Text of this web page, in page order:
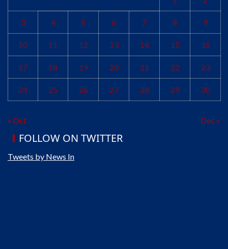
3 4 5 6 7 8 9
10 11 12 13 14 15 16
17 18 19 20 21 22 23
24 25 26 27 28 29 30
« Oct Dec »
FOLLOW ON TWITTER
Tweets by News In